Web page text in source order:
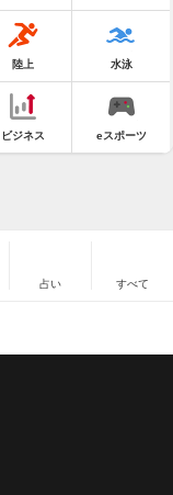
陸上 水泳
ビジネス eスポーツ
占い すべて